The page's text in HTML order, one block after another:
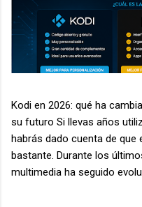
Kodi en 2026: qué ha
su futuro Si llevas años
habrás dado cuenta de que
bastante. Durante los
multimedia ha seguido